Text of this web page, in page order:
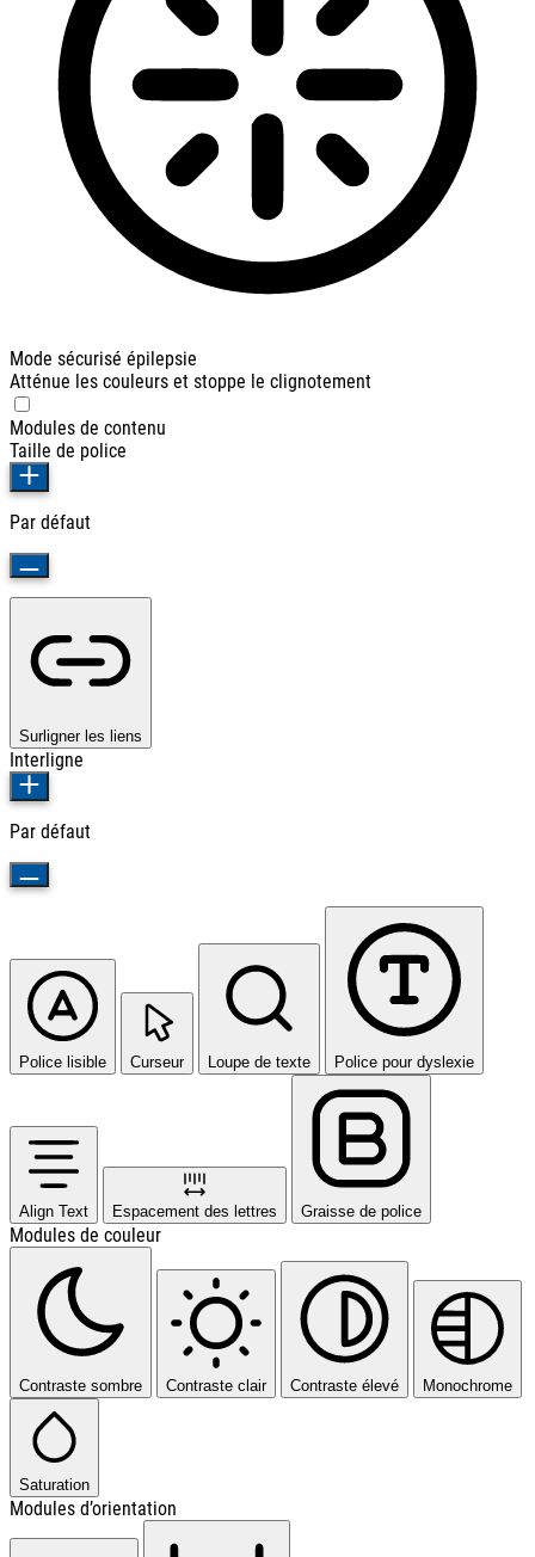
Mode sécurisé épilepsie
Atténue les couleurs et stoppe le clignotement
Modules de contenu
Taille de police
Par défaut
Surligner les liens
Interligne
Par défaut
Police lisible Curseur Loupe de texte Police pour dyslexie
Align Text Espacement des lettres Graisse de police
Modules de couleur
Contraste sombre Contraste clair Contraste élevé Monochrome
Saturation
Modules d’orientation